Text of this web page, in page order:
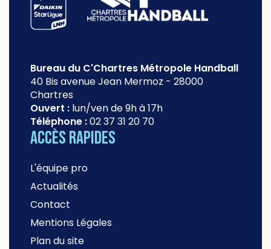
Bureau du C'Chartres Métropole Handball
40 Bis avenue Jean Mermoz - 28000
Chartres
Ouvert : lun/ven de 9h à 17h
Téléphone :02 37 31 20 70
Accès rapides
L'équipe pro
Actualités
Contact
Mentions Légales
Plan du site